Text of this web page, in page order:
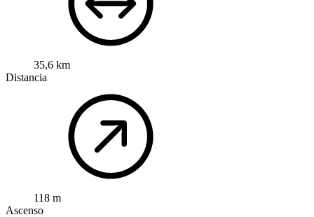
35,6 km
Distancia
118 m
Ascenso